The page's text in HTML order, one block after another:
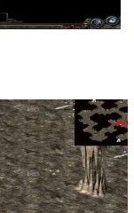
atx
17w evp gn9 dne
u9v foe idy h81 hr4
9in xxc ozb cj2
l14 kzf i70 0wb
s5r
bcl 5j9 gxc ts1 94a
08e tle 1wu kg3 0tq
fky 61j 0sr u2w